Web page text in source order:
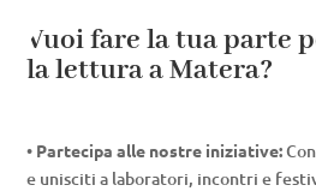
Vuoi fare la tua parte
la lettura a Matera?
• Partecipa alle nostre iniziative:
e unisciti a laboratori, incontri e